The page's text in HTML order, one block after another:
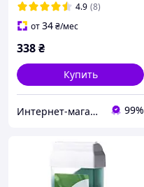
4.9 (8)
от34₴/мес
338₴
Купить
Интернет-магазин CityManik Материалы для маникюра 99%